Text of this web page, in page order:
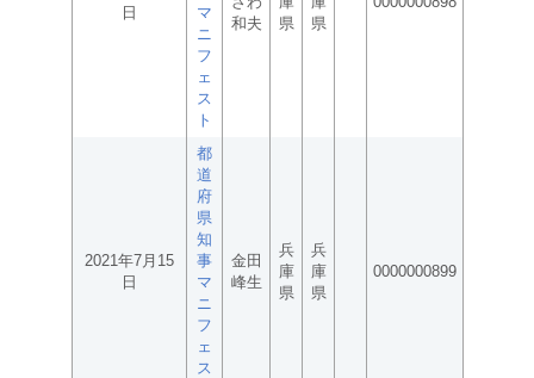
日
マ
ニ
フ
ェ
ス
ト
和夫
県
県
2021年7月15
日
都
道
府
県
知
事
マ
ニ
フ
ェ
ス
金田
峰生
兵
庫
県
兵
庫
県
0000000899